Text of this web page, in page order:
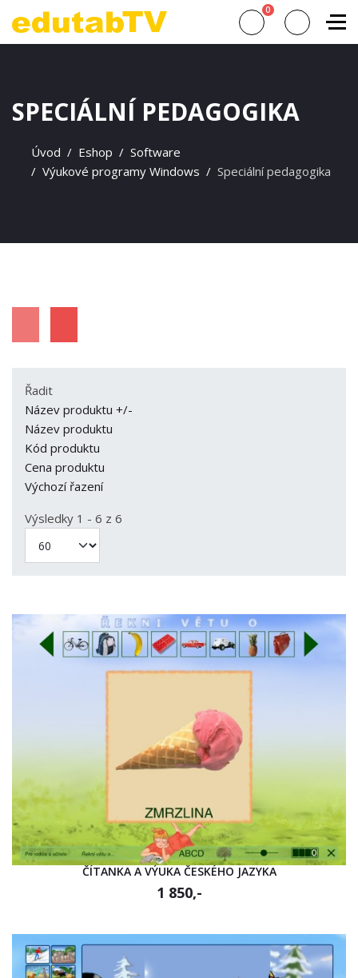
0
SPECIÁLNÍ PEDAGOGIKA
Úvod Eshop
Software
Výukové programy Windows
Speciální pedagogika
Řadit
Název produktu +/-
Název produktu
Kód produktu
Cena produktu
Výchozí řazení
Výsledky 1 - 6 z 6
ČÍTANKA A VÝUKA ČESKÉHO JAZYKA
1 850,-